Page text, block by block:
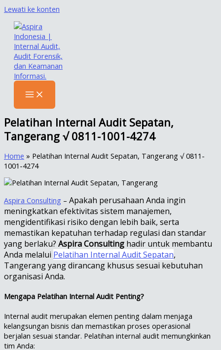
Lewati ke konten
Pelatihan Internal Audit Sepatan,
Tangerang √ 0811-1001-4274
Home » Pelatihan Internal Audit Sepatan, Tangerang √ 0811-
1001-4274
Aspira Consulting – Apakah perusahaan Anda ingin
meningkatkan efektivitas sistem manajemen,
mengidentifikasi risiko dengan lebih baik, serta
memastikan kepatuhan terhadap regulasi dan standar
yang berlaku? Aspira Consulting hadir untuk membantu
Anda melalui Pelatihan Internal Audit Sepatan,
Tangerang yang dirancang khusus sesuai kebutuhan
organisasi Anda.
Mengapa Pelatihan Internal Audit Penting?
Internal audit merupakan elemen penting dalam menjaga
kelangsungan bisnis dan memastikan proses operasional
berjalan sesuai standar. Pelatihan internal audit memungkinkan
tim Anda: